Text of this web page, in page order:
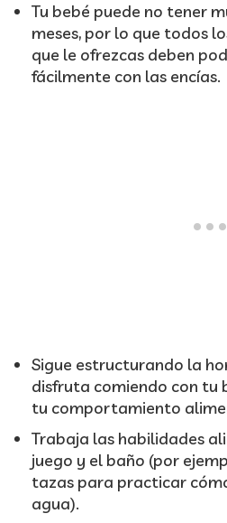
Tu bebé puede no tener
meses, por lo que todos
que le ofrezcas deben
fácilmente con las encías.
Sigue estructurando la
disfruta comiendo con tu
tu comportamiento
Trabaja las habilidades
juego y el baño (por
tazas para practicar
agua).